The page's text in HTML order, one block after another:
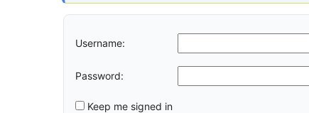
Username:
Password:
Keep me signed in